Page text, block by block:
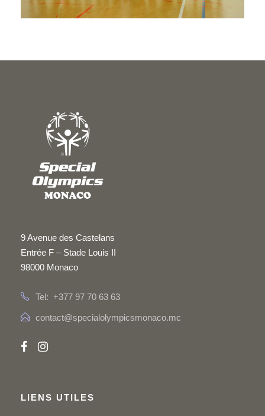
9 Avenue des Castelans
Entrée F – Stade Louis II
98000 Monaco
Tel: +377 97 70 63 63
contact@specialolympicsmonaco.mc
LIENS UTILES